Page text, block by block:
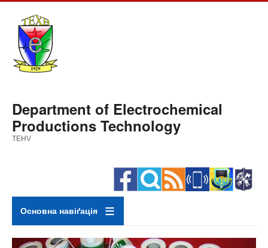
content
Department of Electrochemical
Productions Technology
TEHV
Основна навіґація